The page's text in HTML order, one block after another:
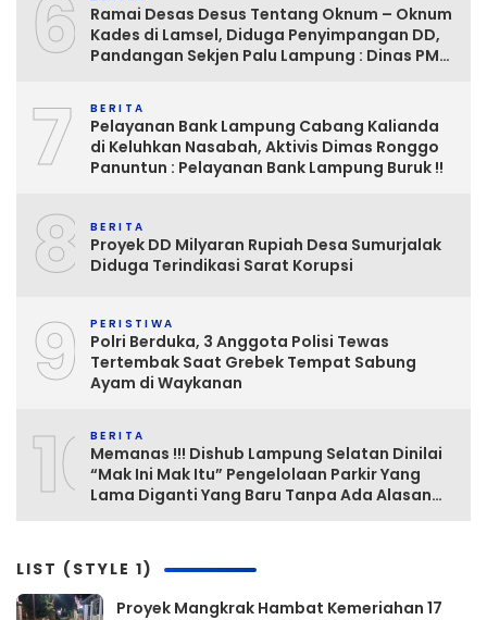
6
Ramai Desas Desus Tentang Oknum – Oknum
Kades di Lamsel, Diduga Penyimpangan DD,
Pandangan Sekjen Palu Lampung : Dinas PMD
7 BERITA
Pelayanan Bank Lampung Cabang Kalianda
di Keluhkan Nasabah, Aktivis Dimas Ronggo
Panuntun : Pelayanan Bank Lampung Buruk !!
8 BERITA
Proyek DD Milyaran Rupiah Desa Sumurjalak
Diduga Terindikasi Sarat Korupsi
9 PERISTIWA
Polri Berduka, 3 Anggota Polisi Tewas
Tertembak Saat Grebek Tempat Sabung
Ayam di Waykanan
10BERITA
Memanas !!! Dishub Lampung Selatan Dinilai
“Mak Ini Mak Itu” Pengelolaan Parkir Yang
Lama Diganti Yang Baru Tanpa Ada Alasan
LIST (STYLE 1)
‎Proyek Mangkrak Hambat Kemeriahan 17